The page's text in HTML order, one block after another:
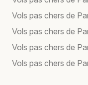
Vols pas chers de
Vols pas chers de
Vols pas chers de
Vols pas chers de